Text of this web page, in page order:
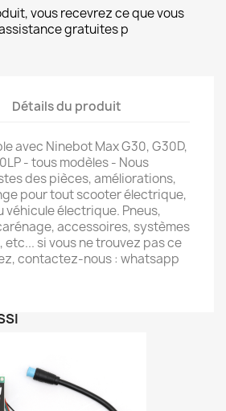
vous recevrez ce que vous
gratuites p
Détails du produit
avec Ninebot Max G30, G30D,
- tous modèles - Nous
des pièces, améliorations,
pour tout scooter électrique,
véhicule électrique. Pneus,
accessoires, systèmes
si vous ne trouvez pas ce
contactez-nous : whatsapp